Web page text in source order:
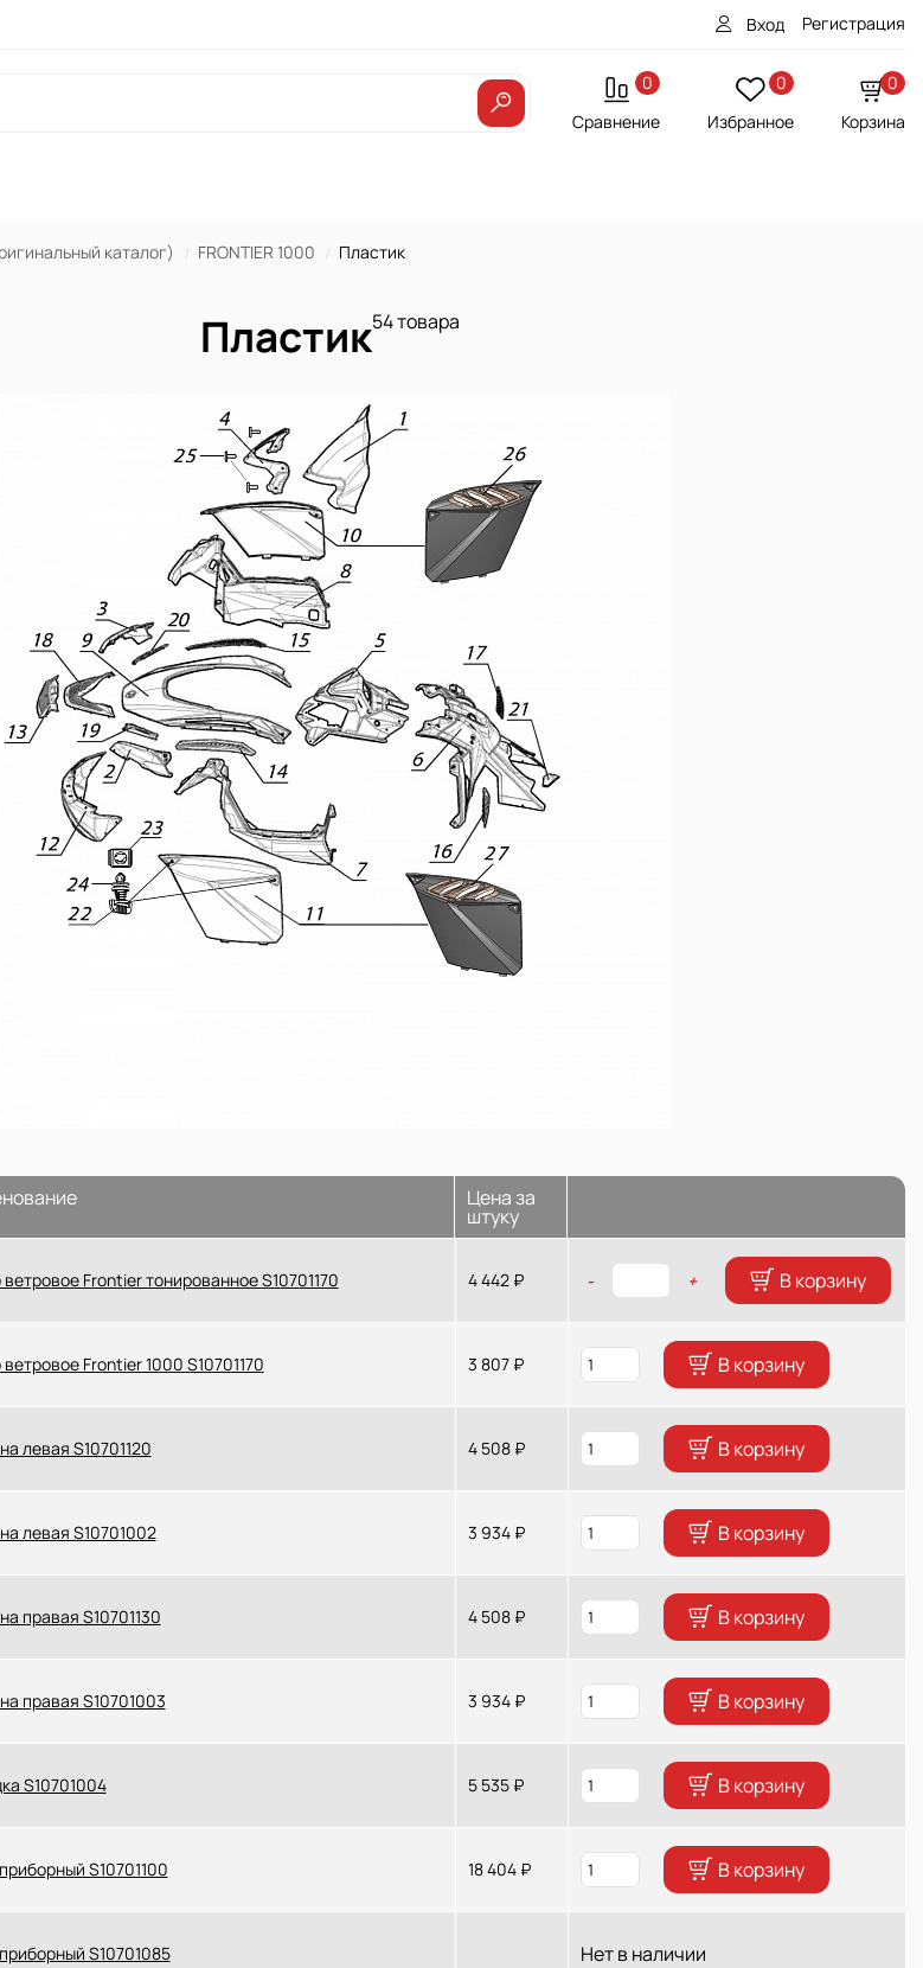
Вход Регистрация
0
Сравнение
0
Избранное
0
Корзина
каталог) FRONTIER 1000 Пластик
Пластик54 товара
Цена за
штуку
Frontier тонированное S10701170 4 442 ₽ - + В корзину
Frontier 1000 S10701170 3 807 ₽ В корзину
левая S10701120 4 508 ₽ В корзину
левая S10701002 3 934 ₽ В корзину
правая S10701130 4 508 ₽ В корзину
правая S10701003 3 934 ₽ В корзину
S10701004 5 535 ₽ В корзину
S10701100 18 404 ₽ В корзину
S10701085 Нет в наличии